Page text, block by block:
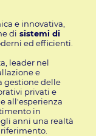
e innovativa,
di sistemi di
ed efficienti.
leader nel
e
gestione delle
privati e
all'esperienza
in
anni una realtà